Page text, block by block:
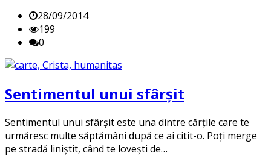
28/09/2014
199
0
Sentimentul unui sfârșit
Sentimentul unui sfârșit este una dintre cărțile care te
urmăresc multe săptămâni după ce ai citit-o. Poți merge
pe stradă liniștit, când te lovești de…